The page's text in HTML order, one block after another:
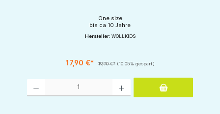
One size
bis ca 10 Jahre
Hersteller: WOLLKIDS
17,90 €* 19,90 €* (10.05% gespart)